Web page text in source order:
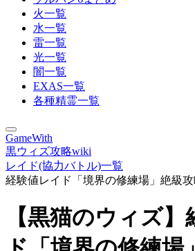
火一覧
水一覧
雷一覧
光一覧
闇一覧
EXAS一覧
各種精霊一覧
GameWith
黒ウィズ攻略wiki
レイド(協力バトル)一覧
経験値レイド「境界の修練場」絶級
【黒猫のウィズ】